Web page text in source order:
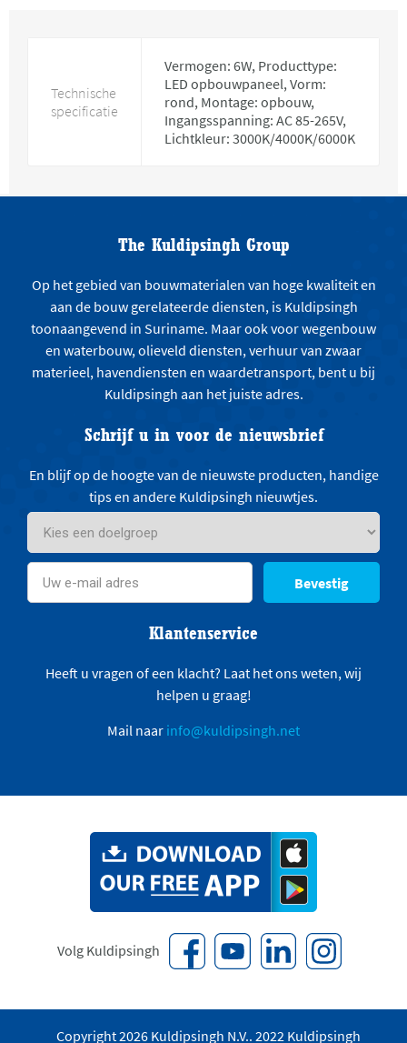
Technische
specificatie
Vermogen: 6W, Producttype:
LED opbouwpaneel, Vorm:
rond, Montage: opbouw,
Ingangsspanning: AC 85-265V,
Lichtkleur: 3000K/4000K/6000K
The Kuldipsingh Group
Op het gebied van bouwmaterialen van hoge kwaliteit en
aan de bouw gerelateerde diensten, is Kuldipsingh
toonaangevend in Suriname. Maar ook voor wegenbouw
en waterbouw, olieveld diensten, verhuur van zwaar
materieel, havendiensten en waardetransport, bent u bij
Kuldipsingh aan het juiste adres.
Schrijf u in voor de nieuwsbrief
En blijf op de hoogte van de nieuwste producten, handige
tips en andere Kuldipsingh nieuwtjes.
Bevestig
Klantenservice
Heeft u vragen of een klacht? Laat het ons weten, wij
helpen u graag!
Mail naar info@kuldipsingh.net
Volg Kuldipsingh
Copyright 2026 Kuldipsingh N.V.. 2022 Kuldipsingh